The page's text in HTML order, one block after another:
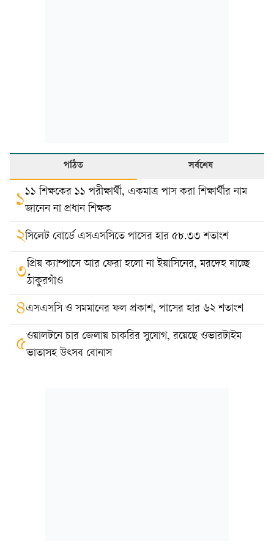
পঠিত সর্বশেষ
১১১ শিক্ষকের ১১ পরীক্ষার্থী, একমাত্র পাস করা শিক্ষার্থীর নাম
জানেন না প্রধান শিক্ষক
২সিলেট বোর্ডে এসএসসিতে পাসের হার ৫৮.৩৩ শতাংশ
৩প্রিয় ক্যাম্পাসে আর ফেরা হলো না ইয়াসিনের, মরদেহ যাচ্ছে
ঠাকুরগাঁও
৪এসএসসি ও সমমানের ফল প্রকাশ, পাসের হার ৬২ শতাংশ
৫ওয়ালটনে চার জেলায় চাকরির সুযোগ, রয়েছে ওভারটাইম
ভাতাসহ উৎসব বোনাস